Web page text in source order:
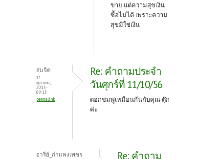
ขาย แต่ความสุขเงิน
ซื้อไม่ได้ เพราะความ
สุขมิใช่เงิน
สมจิต
11
ตุลาคม,
2013 -
09:13
permalink
Re: คำถามประจำ
วันศุกร์ที่ 11/10/56
ดอกชมพู่เหมือนกันกับคุณ ตุ๊ก
ค่ะ
อารีย์_กำแพงเพชร
Re: คำถาม